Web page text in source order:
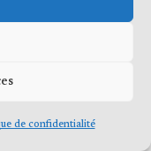
de confidentialité